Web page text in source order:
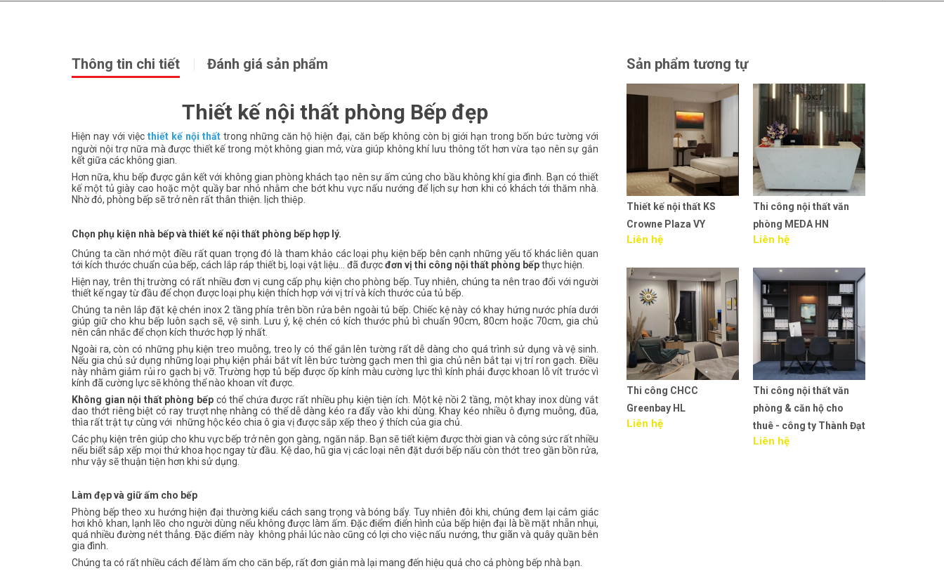
Thông tin chi tiết Đánh giá sản phẩm
Thiết kế nội thất phòng Bếp đẹp
Hiện nay với việcthiết kế nội thất trong những căn hộ hiện đại, căn bếp không còn bị giới hạn trong bốn bức tường với
người nội trợ nữa mà được thiết kế trong một không gian mở, vừa giúp không khí lưu thông tốt hơn vừa tạo nên sự gắn
kết giữa các không gian.
Hơn nữa, khu bếp được gắn kết với không gian phòng khách tạo nên sự ấm cúng cho bầu không khí gia đình. Bạn có thiết
kế một tủ giày cao hoặc một quầy bar nhỏ nhằm che bớt khu vực nấu nướng để lịch sự hơn khi có khách tới thăm nhà.
Nhờ đó, phòng bếp sẽ trở nên rất thân thiện. lịch thiệp.
Chọn phụ kiện nhà bếp và thiết kế nội thất phòng bếp hợp lý.
Chúng ta cần nhớ một điều rất quan trọng đó là tham khảo các loại phụ kiện bếp bên cạnh những yếu tố khác liên quan
tới kích thước chuẩn của bếp, cách lắp ráp thiết bị, loại vật liệu... đã đượcđơn vị thi công nội thất phòng bếpthực hiện.
Hiện nay, trên thị trường có rất nhiều đơn vị cung cấp phụ kiện cho phòng bếp. Tuy nhiên, chúng ta nên trao đổi với người
thiết kế ngay từ đầu để chọn được loại phụ kiện thích hợp với vị trí và kích thước của tủ bếp.
Chúng ta nên lắp đặt kệ chén inox 2 tầng phía trên bồn rửa bên ngoài tủ bếp. Chiếc kệ này có khay hứng nước phía dưới
giúp giữ cho khu bếp luôn sạch sẽ, vệ sinh. Lưu ý, kệ chén có kích thước phủ bì chuẩn 90cm, 80cm hoặc 70cm, gia chủ
nên cân nhắc để chọn kích thước hợp lý nhất.
Ngoài ra, còn có những phụ kiện treo muỗng, treo ly có thể gắn lên tường rất dễ dàng cho quá trình sử dụng và vệ sinh.
Nếu gia chủ sử dụng những loại phụ kiện phải bắt vít lên bức tường gạch men thì gia chủ nên bắt tại vị trí ron gạch. Điều
này nhằm giảm rủi ro gạch bị vỡ. Trường hợp tủ bếp được ốp kính màu cường lực thì kính phải được khoan lỗ vít trước vì
kính đã cường lực sẽ không thể nào khoan vít được.
Không gian nội thất phòng bếp có thể chứa được rất nhiều phụ kiện tiện ích. Một kệ nồi 2 tầng, một khay inox dùng vắt
dao thớt riêng biệt có ray trượt nhẹ nhàng có thể dễ dàng kéo ra đẩy vào khi dùng. Khay kéo nhiều ô đựng muỗng, đũa,
thìa rất trật tự cùng với những hộc kéo chia ô gia vị được sắp xếp theo ý thích của gia chủ.
Các phụ kiện trên giúp cho khu vực bếp trở nên gọn gàng, ngăn nắp. Bạn sẽ tiết kiệm được thời gian và công sức rất nhiều
nếu biết sắp xếp mọi thứ khoa học ngay từ đầu. Kệ dao, hũ gia vị các loại nên đặt dưới bếp nấu còn thớt treo gần bồn rửa,
như vậy sẽ thuận tiện hơn khi sử dụng.
Làm đẹp và giữ ấm cho bếp
Phòng bếp theo xu hướng hiện đại thường kiểu cách sang trọng và bóng bẩy. Tuy nhiên đôi khi, chúng đem lại cảm giác
hơi khô khan, lạnh lẽo cho người dùng nếu không được làm ấm. Đặc điểm điển hình của bếp hiện đại là bề mặt nhẵn nhụi,
quá nhiều đường nét thẳng. Đặc điểm này không phải lúc nào cũng có lợi cho việc nấu nướng, thư giãn và quây quần bên
gia đình.
Chúng ta có rất nhiều cách để làm ấm cho căn bếp, rất đơn giản mà lại mang đến hiệu quả cho cả phòng bếp nhà bạn.
Sản phẩm tương tự
CVY
Thiết kế nội thất KS
Crowne Plaza VY
Liên hệ
Thi công CHCC
Greenbay HL
Liên hệ
Thi công nội thất văn
phòng MEDA HN
Liên hệ
Thi công nội thất văn
phòng & căn hộ cho
thuê - công ty Thành Đạt
Liên hệ